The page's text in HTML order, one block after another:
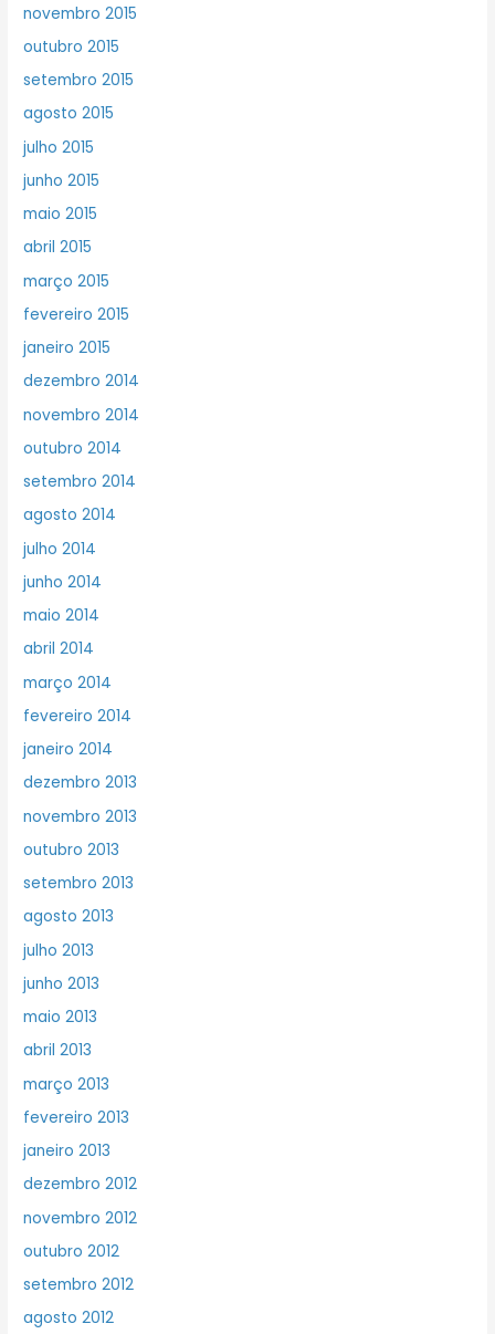
novembro 2015
outubro 2015
setembro 2015
agosto 2015
julho 2015
junho 2015
maio 2015
abril 2015
março 2015
fevereiro 2015
janeiro 2015
dezembro 2014
novembro 2014
outubro 2014
setembro 2014
agosto 2014
julho 2014
junho 2014
maio 2014
abril 2014
março 2014
fevereiro 2014
janeiro 2014
dezembro 2013
novembro 2013
outubro 2013
setembro 2013
agosto 2013
julho 2013
junho 2013
maio 2013
abril 2013
março 2013
fevereiro 2013
janeiro 2013
dezembro 2012
novembro 2012
outubro 2012
setembro 2012
agosto 2012